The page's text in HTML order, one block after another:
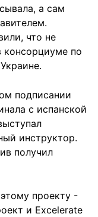
а сам
что не
консорциуме по
подписании
с испанской
инструктор.
получил
проекту -
и Excelerate